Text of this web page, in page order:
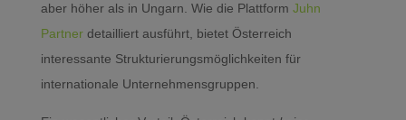
aber höher als in Ungarn. Wie die Plattform Juhn
Partnerdetailliert ausführt, bietet Österreich
interessante Strukturierungsmöglichkeiten für
internationale Unternehmensgruppen.